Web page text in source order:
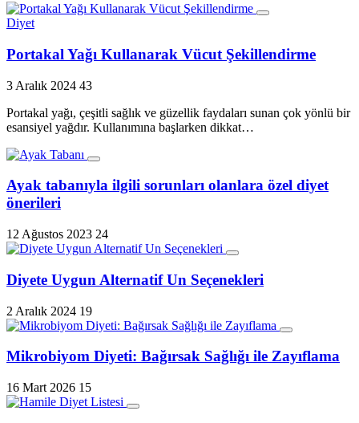
Diyet
Portakal Yağı Kullanarak Vücut Şekillendirme
3 Aralık 2024 43
Portakal yağı, çeşitli sağlık ve güzellik faydaları sunan çok yönlü bir
esansiyel yağdır. Kullanımına başlarken dikkat…
Ayak tabanıyla ilgili sorunları olanlara özel diyet
önerileri
12 Ağustos 2023 24
Diyete Uygun Alternatif Un Seçenekleri
2 Aralık 2024 19
Mikrobiyom Diyeti: Bağırsak Sağlığı ile Zayıflama
16 Mart 2026 15